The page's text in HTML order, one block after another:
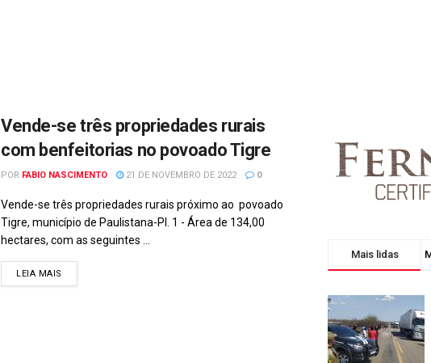
Vende-se três propriedades rurais
com benfeitorias no povoado Tigre
POR FABIO NASCIMENTO 21 DE NOVEMBRO DE 2022 0
Vende-se três propriedades rurais próximo ao povoado
Tigre, município de Paulistana-PI. 1 - Área de 134,00
hectares, com as seguintes ...
LEIA MAIS
Mais lidas